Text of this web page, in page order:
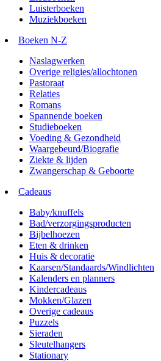
Luisterboeken
Muziekboeken
Boeken N-Z
Naslagwerken
Overige religies/allochtonen
Pastoraat
Relaties
Romans
Spannende boeken
Studieboeken
Voeding & Gezondheid
Waargebeurd/Biografie
Ziekte & lijden
Zwangerschap & Geboorte
Cadeaus
Baby/knuffels
Bad/verzorgingsproducten
Bijbelhoezen
Eten & drinken
Huis & decoratie
Kaarsen/Standaards/Windlichten
Kalenders en planners
Kindercadeaus
Mokken/Glazen
Overige cadeaus
Puzzels
Sieraden
Sleutelhangers
Stationary